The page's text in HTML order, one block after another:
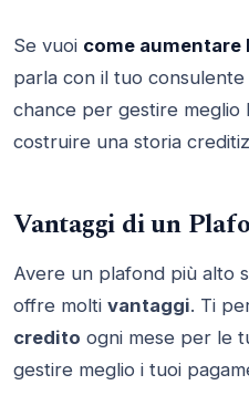
Se vuoi come
parla con il tuo consulente
chance per gestire meglio
costruire una storia
Vantaggi di un
Avere un plafond più alto
offre molti vantaggi. Ti
credito ogni mese per le
gestire meglio i tuoi